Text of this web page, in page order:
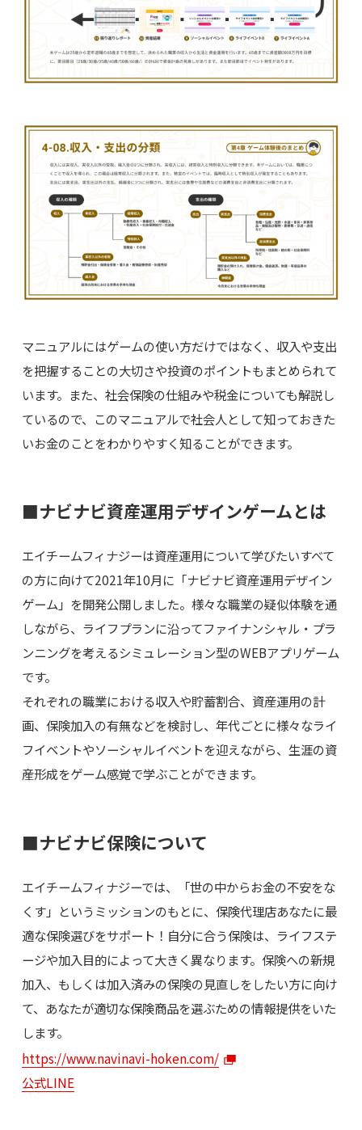
マニュアルにはゲームの使い方だけではなく、収入や支出
を把握することの大切さや投資のポイントもまとめられて
います。また、社会保険の仕組みや税金についても解説し
ているので、このマニュアルで社会人として知っておきた
いお金のことをわかりやすく知ることができます。
■ナビナビ資産運用デザインゲームとは
エイチームフィナジーは資産運用について学びたいすべて
の方に向けて2021年10月に「ナビナビ資産運用デザイン
ゲーム」を開発公開しました。様々な職業の疑似体験を通
しながら、ライフプランに沿ってファイナンシャル・プラ
ンニングを考えるシミュレーション型のWEBアプリゲーム
です。
それぞれの職業における収入や貯蓄割合、資産運用の計
画、保険加入の有無などを検討し、年代ごとに様々なライ
フイベントやソーシャルイベントを迎えながら、生涯の資
産形成をゲーム感覚で学ぶことができます。
■ナビナビ保険について
エイチームフィナジーでは、「世の中からお金の不安をな
くす」というミッションのもとに、保険代理店あなたに最
適な保険選びをサポート！自分に合う保険は、ライフステ
ージや加入目的によって大きく異なります。保険への新規
加入、もしくは加入済みの保険の見直しをしたい方に向け
て、あなたが適切な保険商品を選ぶための情報提供をいた
します。
https://www.navinavi-hoken.com/
公式LINE